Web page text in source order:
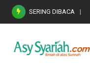
Skip
SERING DIBACA